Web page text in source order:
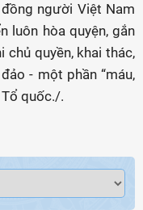
người Việt Nam
luôn hòa quyện, gắn
chủ quyền, khai thác,
- một phần “máu,
quốc./.